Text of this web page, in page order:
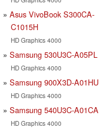
Asus VivoBook S300CA-
C1015H
HD Graphics 4000
Samsung 530U3C-A05PL
HD Graphics 4000
Samsung 900X3D-A01HU
HD Graphics 4000
Samsung 540U3C-A01CA
HD Graphics 4000